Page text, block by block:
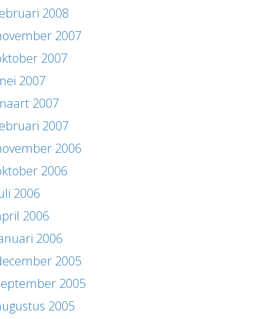
2008
2007
2007
2007
2007
2007
2006
2006
2006
2006
2006
2005
2005
2005